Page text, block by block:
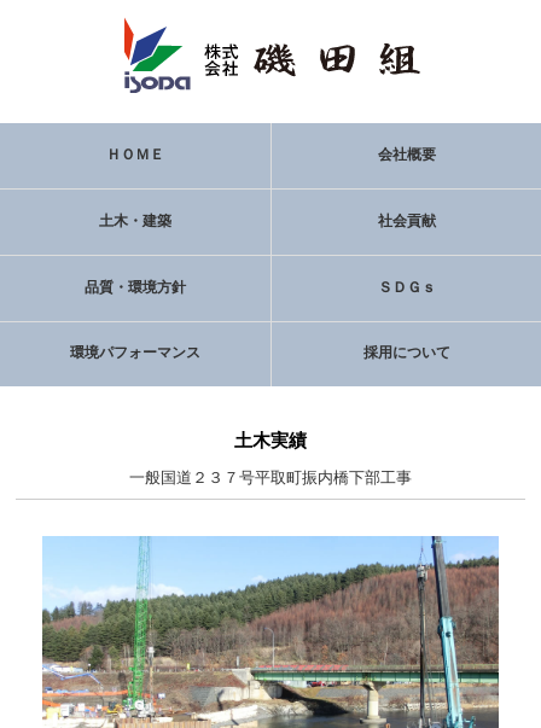
ＨＯＭＥ 会社概要
土木・建築 社会貢献
品質・環境方針 ＳＤＧｓ
環境パフォーマンス 採用について
土木実績
一般国道２３７号平取町振内橋下部工事